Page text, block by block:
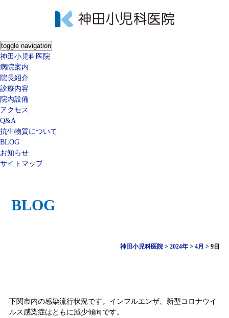
toggle navigation
神田小児科医院
病院案内
院長紹介
診療内容
院内設備
アクセス
Q&A
抗生物質について
BLOG
お知らせ
サイトマップ
BLOG
神田小児科医院 >2024年 >4月 >9日
下関市内の感染流行状況です。インフルエンザ、新型コロナウイ
ルス感染症はともに減少傾向です。